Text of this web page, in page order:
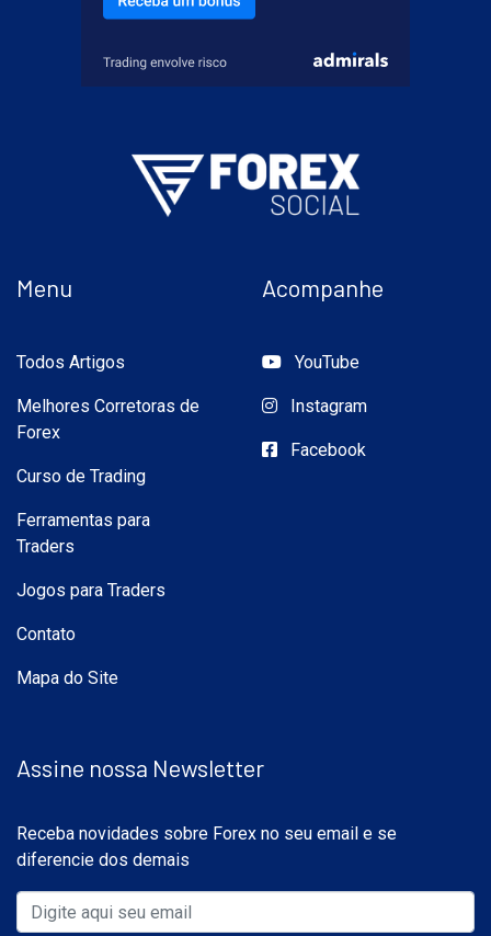
Menu
Todos Artigos
Melhores Corretoras de
Forex
Curso de Trading
Ferramentas para
Traders
Jogos para Traders
Contato
Mapa do Site
Acompanhe
YouTube
Instagram
Facebook
Assine nossa Newsletter
Receba novidades sobre Forex no seu email e se
diferencie dos demais